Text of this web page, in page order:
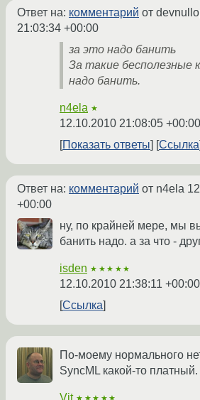
Ответ на: комментарий от
21:03:34 +00:00
за это надо банить
За такие бесполезные
надо банить.
n4ela ★
12.10.2010 21:08:05 +00:00
Показать ответы Ссылка
Ответ на: комментарий от n4ela
+00:00
ну, по крайней мере, мы
банить надо. а за что -
isden ★★★★★
12.10.2010 21:38:11 +00:00
Ссылка
По-моему нормального
SyncML какой-то платный.